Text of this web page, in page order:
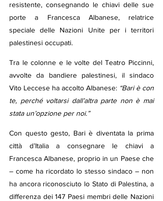
resistente, consegnando le chiavi delle sue
porte a Francesca Albanese, relatrice
speciale delle Nazioni Unite per i territori
palestinesi occupati.
Tra le colonne e le volte del Teatro Piccinni,
avvolte da bandiere palestinesi, il sindaco
Vito Leccese ha accolto Albanese: “Bari è con
te, perché voltarsi dall’altra parte non è mai
stata un’opzione per noi.”
Con questo gesto, Bari è diventata la prima
città d’Italia a consegnare le chiavi a
Francesca Albanese, proprio in un Paese che
– come ha ricordato lo stesso sindaco – non
ha ancora riconosciuto lo Stato di Palestina, a
differenza dei 147 Paesi membri delle Nazioni